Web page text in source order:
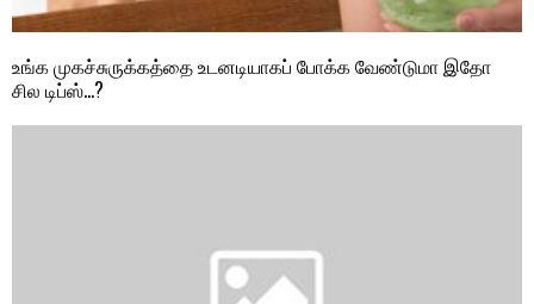
உங்க முகச்சுருக்கத்தை உடனடியாகப் போக்க வேண்டுமா இதோ
சில டிப்ஸ்…?